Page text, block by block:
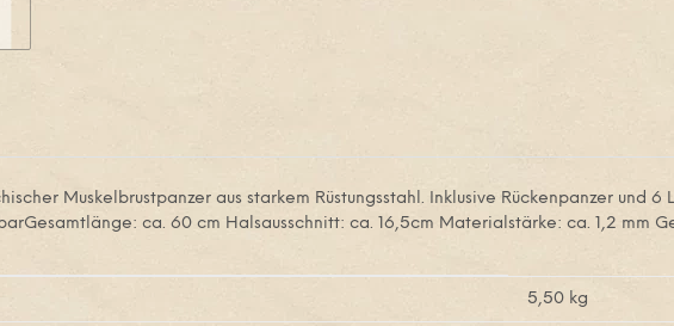
Muskelbrustpanzer aus starkem Rüstungsstahl. Inklusive Rückenpanzer und 6
ca. 60 cm Halsausschnitt: ca. 16,5cm Materialstärke: ca. 1,2 mm
5,50 kg